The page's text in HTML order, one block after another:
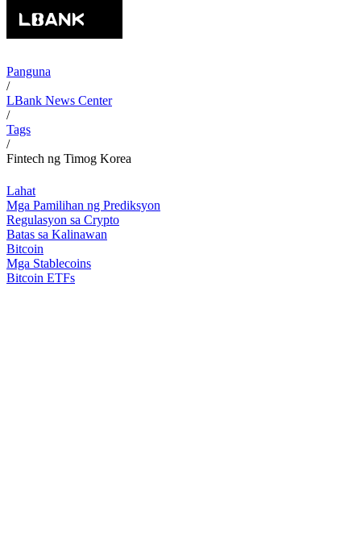
Panguna
/
LBank News Center
/
Tags
/
Fintech ng Timog Korea
Lahat
Mga Pamilihan ng Prediksyon
Regulasyon sa Crypto
Batas sa Kalinawan
Bitcoin
Mga Stablecoins
Bitcoin ETFs